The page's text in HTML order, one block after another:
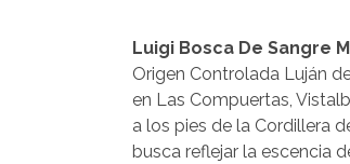
Luigi Bosca De Sangre
Origen Controlada Luján
en Las Compuertas,
a los pies de la Cordillera
busca reflejar la escencia